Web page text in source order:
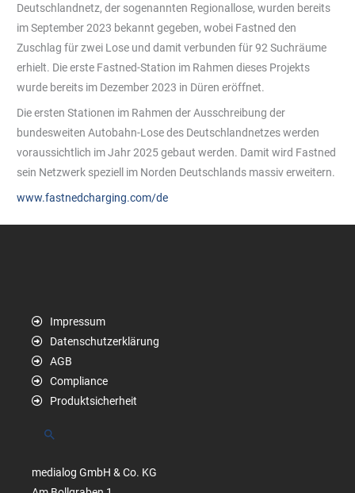
Deutschlandnetz, der sogenannten Regionallose, wurden bereits
im September 2023 bekannt gegeben, wobei Fastned den
Zuschlag für zwei Lose und damit verbunden für 92 Suchräume
erhielt. Die erste Fastned-Station im Rahmen dieses Projekts
wurde bereits im Dezember 2023 in Düren eröffnet.
Die ersten Stationen im Rahmen der Ausschreibung der
bundesweiten Autobahn-Lose des Deutschlandnetzes werden
voraussichtlich im Jahr 2025 gebaut werden. Damit wird Fastned
sein Netzwerk speziell im Norden Deutschlands massiv erweitern.
www.fastnedcharging.com/de
Impressum
Datenschutzerklärung
AGB
Compliance
Produktsicherheit
Suchen
medialog GmbH & Co. KG